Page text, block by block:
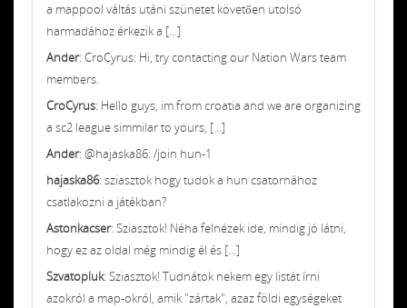
a mappool váltás utáni szünetet követően utolsó
harmadához érkezik a [...]
Ander: CroCyrus: Hi, try contacting our Nation Wars team
members.
CroCyrus: Hello guys, im from croatia and we are organizing
a sc2 league simmilar to yours, [...]
Ander: @hajaska86: /join hun-1
hajaska86: sziasztok hogy tudok a hun csatornához
csatlakozni a játékban?
Astonkacser: Sziasztok! Néha felnézek ide, mindig jó látni,
hogy ez az oldal még mindig él és [...]
Szvatopluk: Sziasztok! Tudnátok nekem egy listát írni
azokról a map-okról, amik "zártak", azaz földi egységeket